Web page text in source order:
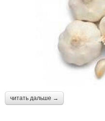
читать дальше →